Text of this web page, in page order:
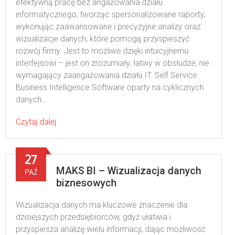
efektywną pracę bez angażowania działu
informatycznego, tworząc spersonalizowane raporty,
wykonując zaawansowane i precyzyjne analizy oraz
wizualizacje danych, które pomogą przyspieszyć
rozwój firmy. Jest to możliwe dzięki intuicyjnemu
interfejsowi – jest on zrozumiały, łatwy w obsłudze, nie
wymagający zaangażowania działu IT. Self Service
Business Intelligence Software oparty na cyklicznych
danych…
Czytaj dalej
MAKS BI – Wizualizacja danych
biznesowych
27
PAŹ
Wizualizacja danych ma kluczowe znaczenie dla
dzisiejszych przedsiębiorców, gdyż ułatwia i
przyspiesza analizę wielu informacji, dając możliwość